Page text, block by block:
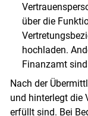
über die
hochladen.
Finanzamt
Nach der
und hinterlegt die
erfüllt sind. Bei